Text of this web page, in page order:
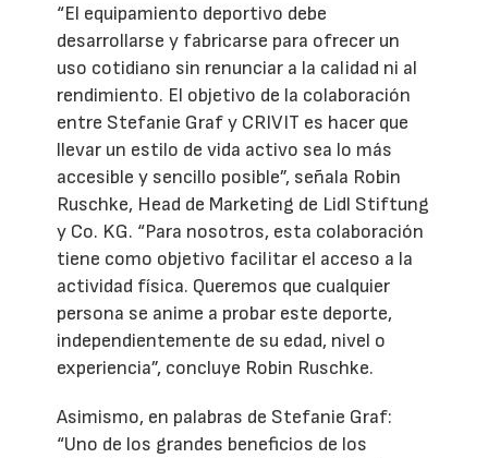
“El equipamiento deportivo debe
desarrollarse y fabricarse para ofrecer un
uso cotidiano sin renunciar a la calidad ni al
rendimiento. El objetivo de la colaboración
entre Stefanie Graf y CRIVIT es hacer que
llevar un estilo de vida activo sea lo más
accesible y sencillo posible”, señala Robin
Ruschke, Head de Marketing de Lidl Stiftung
y Co. KG. “Para nosotros, esta colaboración
tiene como objetivo facilitar el acceso a la
actividad física. Queremos que cualquier
persona se anime a probar este deporte,
independientemente de su edad, nivel o
experiencia”, concluye Robin Ruschke.
Asimismo, en palabras de Stefanie Graf:
“Uno de los grandes beneficios de los